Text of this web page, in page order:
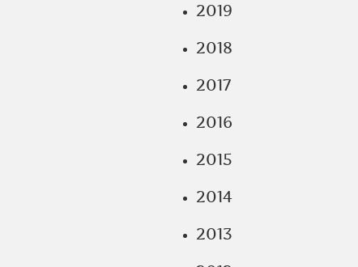
2019
2018
2017
2016
2015
2014
2013